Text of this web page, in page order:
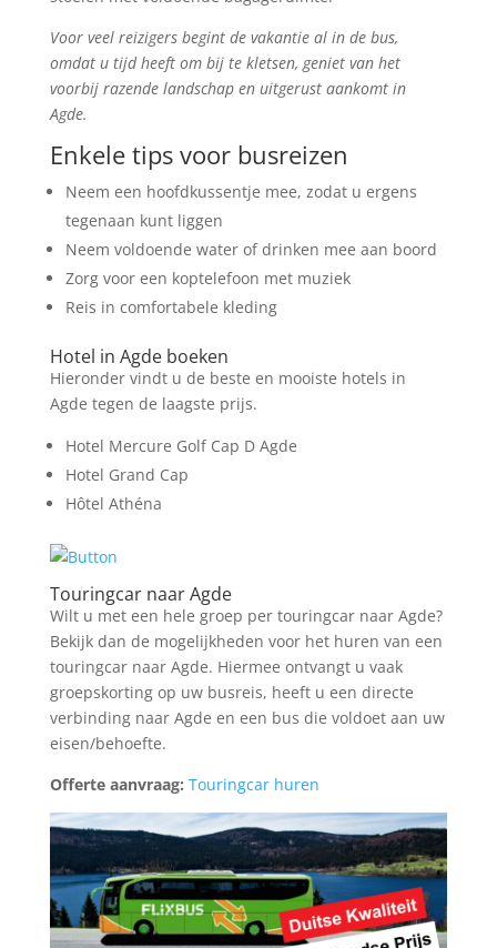
Voor veel reizigers begint de vakantie al in de bus,
omdat u tijd heeft om bij te kletsen, geniet van het
voorbij razende landschap en uitgerust aankomt in
Agde.
Enkele tips voor busreizen
Neem een hoofdkussentje mee, zodat u ergens
tegenaan kunt liggen
Neem voldoende water of drinken mee aan boord
Zorg voor een koptelefoon met muziek
Reis in comfortabele kleding
Hotel in Agde boeken
Hieronder vindt u de beste en mooiste hotels in
Agde tegen de laagste prijs.
Hotel Mercure Golf Cap D Agde
Hotel Grand Cap
Hôtel Athéna
Touringcar naar Agde
Wilt u met een hele groep per touringcar naar Agde?
Bekijk dan de mogelijkheden voor het huren van een
touringcar naar Agde. Hiermee ontvangt u vaak
groepskorting op uw busreis, heeft u een directe
verbinding naar Agde en een bus die voldoet aan uw
eisen/behoefte.
Offerte aanvraag: Touringcar huren